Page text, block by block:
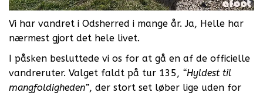
Vi har vandret i Odsherred i mange år. Ja, Helle har
nærmest gjort det hele livet.
I påsken besluttede vi os for at gå en af de officielle
vandreruter. Valget faldt på tur 135, “Hyldest til
mangfoldigheden”, der stort set løber lige uden for